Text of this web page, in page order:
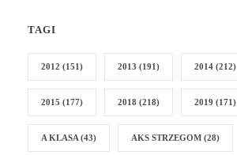
TAGI
2012 (151) 2013 (191) 2014 (212)
2015 (177) 2018 (218) 2019 (171)
A KLASA (43) AKS STRZEGOM (28)